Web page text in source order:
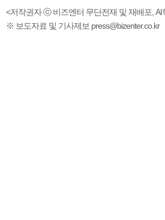
<저작권자 ⓒ 비즈엔터 무단전재 및 재배포, AI
※ 보도자료 및 기사제보 press@bizenter.co.kr